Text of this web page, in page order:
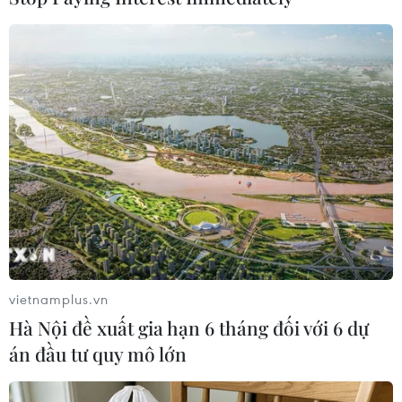
vụ tấn công bằng dao tại
Solingen, đồng thời khẳng định vụ
tấn công nhằm trả thù cho người
Hồi giáo ở khắp nơi.
(TTXVN/Vietnam+)
vietnamplus.vn
Hà Nội đề xuất gia hạn 6 tháng đối với 6 dự
án đầu tư quy mô lớn